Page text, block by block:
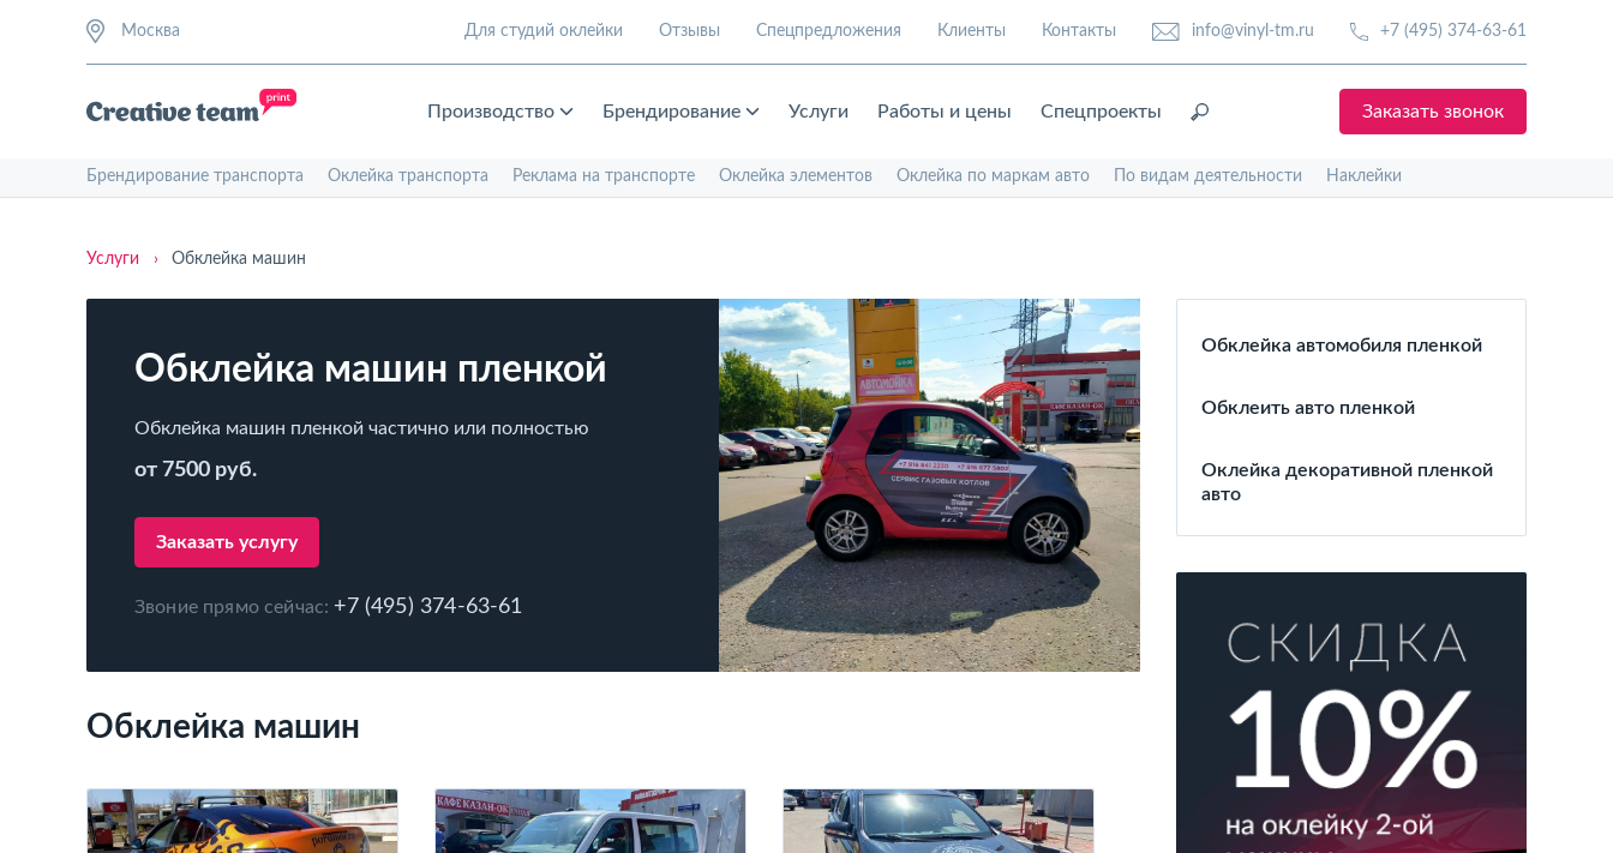
Москва Для студий оклейки Отзывы Спецпредложения Клиенты Контакты info@vinyl-tm.ru +7 (495) 374-63-61
Производство Брендирование Услуги Работы и цены Спецпроекты Заказать звонок
Брендирование транспорта Оклейка транспорта Реклама на транспорте Оклейка элементов Оклейка по маркам авто По видам деятельности Наклейки
Услуги › Обклейка машин
Обклейка машин пленкой
Обклейка машин пленкой частично или полностью
от 7500 руб.
Заказать услугу
Звоние прямо сейчас: +7 (495) 374-63-61
Обклейка машин
Обклейка автомобиля пленкой
Обклеить авто пленкой
Оклейка декоративной пленкой
авто